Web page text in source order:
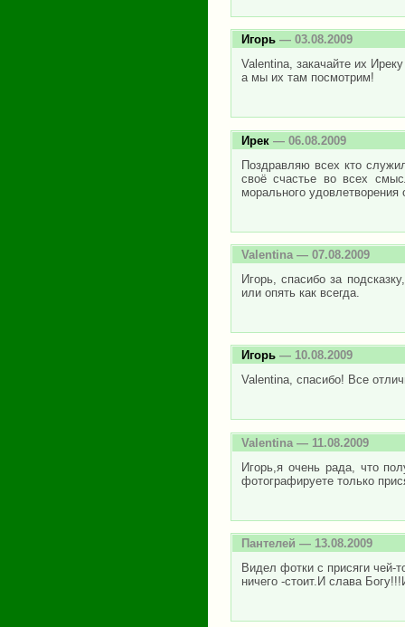
Игорь — 03.08.2009
Valentina, закачайте их
а мы их там посмотрим!
Ирек — 06.08.2009
Поздравляю всех кто
своё счастье во всех
морального
Valentina— 07.08.2009
Игорь, спасибо за
или опять как всегда.
Игорь — 10.08.2009
Valentina, спасибо! Все
Valentina — 11.08.2009
Игорь,я очень рада, что
фотографируете только
Пантелей — 13.08.2009
Видел фотки с присяги чей-
ничего -стоит.И слава